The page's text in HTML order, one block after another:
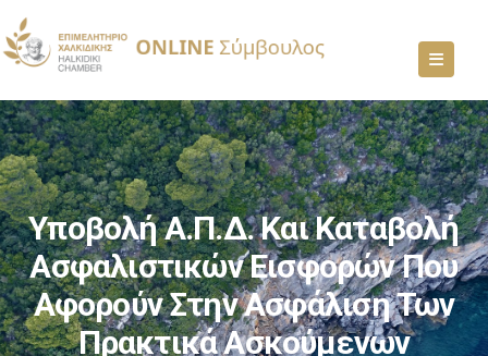
Υποβολή Α.Π.Δ. Και Καταβολή
Ασφαλιστικών Εισφορών Που
Αφορούν Στην Ασφάλιση Των
Πρακτικά Ασκούμενων